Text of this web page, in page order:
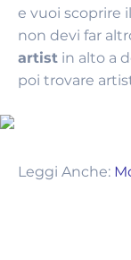
e vuoi scoprire
non devi far
artist in alto a
poi trovare
Leggi Anche: